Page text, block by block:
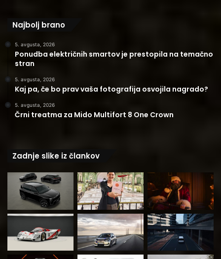
Najbolj brano
5. avgusta, 2026
Ponudba električnih smartov je prestopila na temačno
stran
5. avgusta, 2026
Kaj pa, če bo prav vaša fotografija osvojila nagrado?
5. avgusta, 2026
Črni treatma za Mido Multifort 8 One Crown
Zadnje slike iz člankov